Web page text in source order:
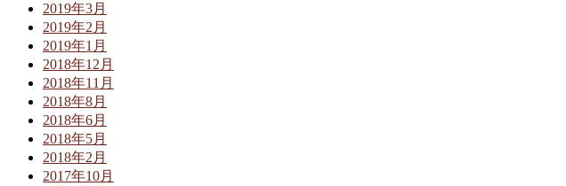
2019年3月
2019年2月
2019年1月
2018年12月
2018年11月
2018年8月
2018年6月
2018年5月
2018年2月
2017年10月